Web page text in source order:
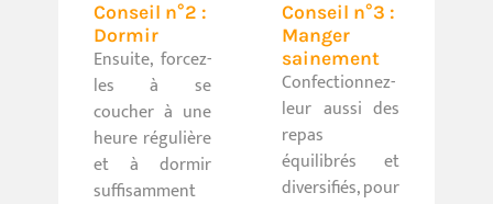
Conseil n°2 :
Dormir
Ensuite, forcez-
les à se
coucher à une
heure régulière
et à dormir
suffisamment
Conseil n°3 :
Manger
sainement
Confectionnez-
leur aussi des
repas
équilibrés et
diversifiés, pour